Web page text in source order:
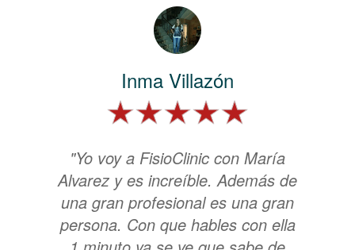
Inma Villazón
"Yo voy a FisioClinic con María
Alvarez y es increíble. Además de
una gran profesional es una gran
persona. Con que hables con ella